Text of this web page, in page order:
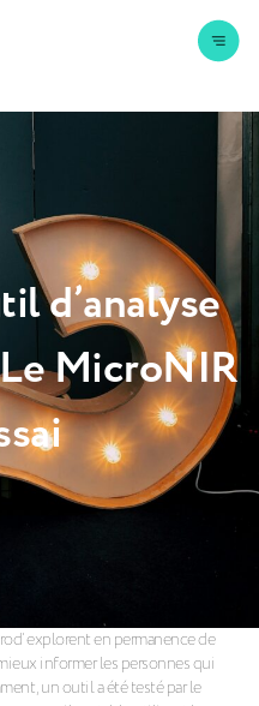
d’analyse
MicroNIR
explorent en permanence de
informer les personnes qui
un outil a été testé par le